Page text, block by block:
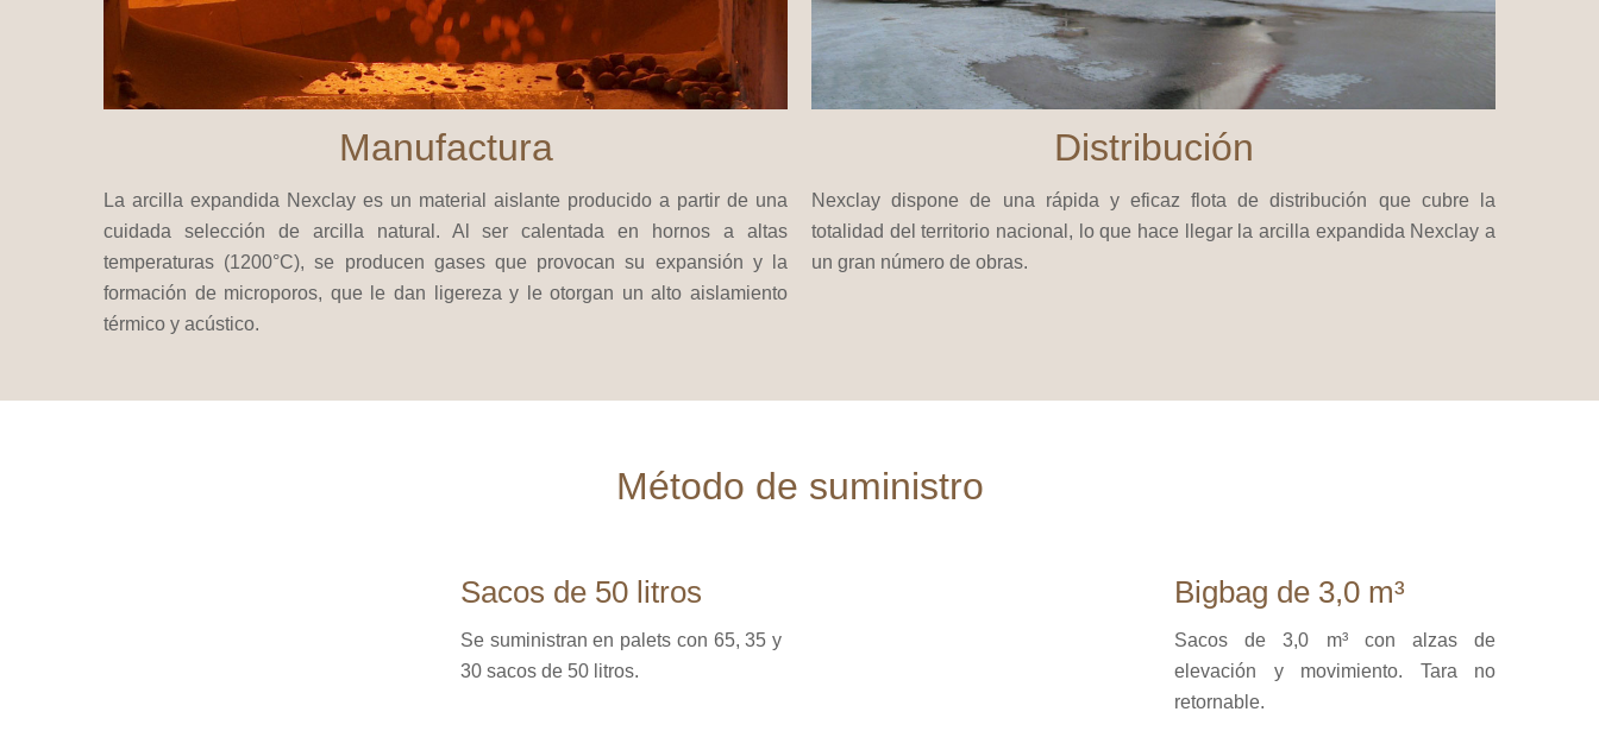
Manufactura
La arcilla expandida Nexclay es un material aislante producido a partir de una
cuidada selección de arcilla natural. Al ser calentada en hornos a altas
temperaturas (1200°C), se producen gases que provocan su expansión y la
formación de microporos, que le dan ligereza y le otorgan un alto aislamiento
térmico y acústico.
Distribución
Nexclay dispone de una rápida y eficaz flota de distribución que cubre la
totalidad del territorio nacional, lo que hace llegar la arcilla expandida Nexclay a
un gran número de obras.
Método de suministro
Sacos de 50 litros
Se suministran en palets con 65, 35 y
30 sacos de 50 litros.
Bigbag de 3,0 m³
Sacos de 3,0 m³ con alzas de
elevación y movimiento. Tara no
retornable.